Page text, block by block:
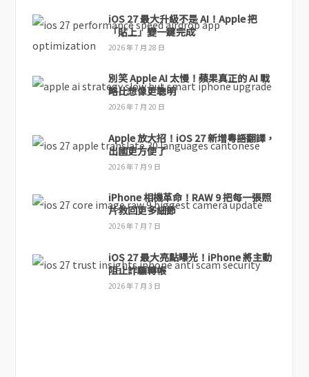
iOS 27 最大升級不是 AI！Apple 把
「貼上」變一鍵完成
2026 年 7 月 28 日
別笑 Apple AI 太慢！蘋果真正的 AI 戰
略比想像更聰明
2026 年 7 月 20 日
Apple 放大招！iOS 27 新增粵語翻譯，
出國更方便了
2026 年 7 月 9 日
iPhone 相機革命！RAW 9 把每一張照
片救回更多細節
2026 年 7 月 7 日
iOS 27 最大亮點曝光！iPhone 將主動
阻止詐騙轉帳
2026 年 7 月 3 日